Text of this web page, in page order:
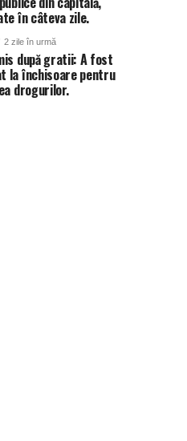
în câteva zile.
2 zile în urmă
după gratii: A fost
la închisoare pentru
drogurilor.